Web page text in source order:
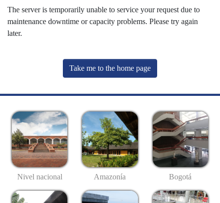
The server is temporarily unable to service your request due to
maintenance downtime or capacity problems. Please try again
later.
Take me to the home page
Nivel nacional Amazonía Bogotá